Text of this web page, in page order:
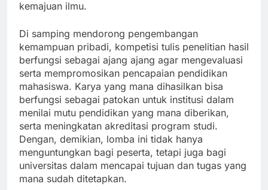
kemajuan ilmu.
Di samping mendorong pengembangan
kemampuan pribadi, kompetisi tulis penelitian hasil
berfungsi sebagai ajang ajang agar mengevaluasi
serta mempromosikan pencapaian pendidikan
mahasiswa. Karya yang mana dihasilkan bisa
berfungsi sebagai patokan untuk institusi dalam
menilai mutu pendidikan yang mana diberikan,
serta meningkatan akreditasi program studi.
Dengan, demikian, lomba ini tidak hanya
menguntungkan bagi peserta, tetapi juga bagi
universitas dalam mencapai tujuan dan tugas yang
mana sudah ditetapkan.